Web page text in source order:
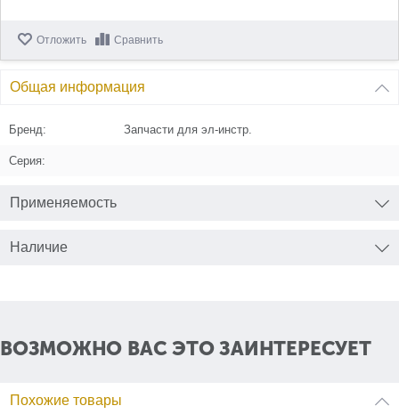
Отложить Сравнить
Общая информация
Бренд: Запчасти для эл-инстр.
Серия:
Применяемость
Наличие
ВОЗМОЖНО ВАС ЭТО ЗАИНТЕРЕСУЕТ
Похожие товары